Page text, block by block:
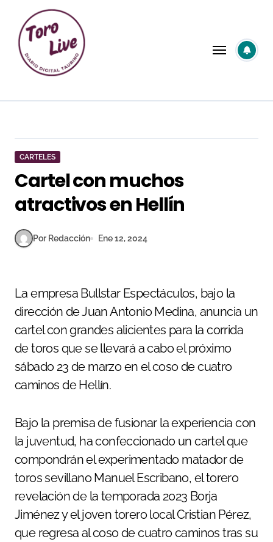
contenido
CARTELES
Cartel con muchos
atractivos en Hellín
Por Redacción Ene 12, 2024
La empresa Bullstar Espectáculos, bajo la
dirección de Juan Antonio Medina, anuncia un
cartel con grandes alicientes para la corrida
de toros que se llevará a cabo el próximo
sábado 23 de marzo en el coso de cuatro
caminos de Hellín.
Bajo la premisa de fusionar la experiencia con
la juventud, ha confeccionado un cartel que
compondrán el experimentado matador de
toros sevillano Manuel Escribano, el torero
revelación de la temporada 2023 Borja
Jiménez y el joven torero local Cristian Pérez,
que regresa al coso de cuatro caminos tras su